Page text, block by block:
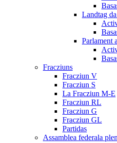
Landtag
Parlament
Fracziuns
Fracziun V
Fracziun S
La Fracziun M-E
Fracziun RL
Fracziun G
Fracziun GL
Partidas
Assamblea federala